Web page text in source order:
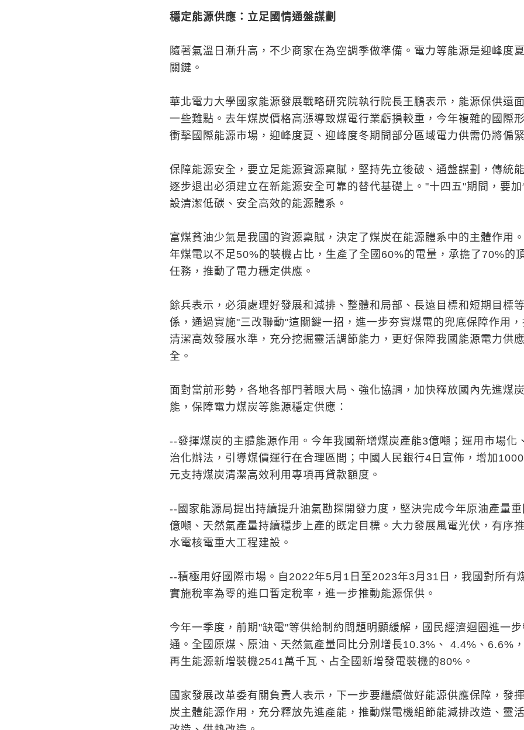
穩定能源供應：立足國情通盤謀劃
隨著氣溫日漸升高，不少商家在為空調季做準備。電力等能源是迎峰度
關鍵。
華北電力大學國家能源發展戰略研究院執行院長王鵬表示，能源保供還
一些難點。去年煤炭價格高漲導致煤電行業虧損較重，今年複雜的國際
衝擊國際能源市場，迎峰度夏、迎峰度冬期間部分區域電力供需仍將偏緊
保障能源安全，要立足能源資源稟賦，堅持先立後破、通盤謀劃，傳統
逐步退出必須建立在新能源安全可靠的替代基礎上。"十四五"期間，要加
設清潔低碳、安全高效的能源體系。
富煤貧油少氣是我國的資源稟賦，決定了煤炭在能源體系中的主體作用
年煤電以不足50%的裝機占比，生產了全國60%的電量，承擔了70%的
任務，推動了電力穩定供應。
餘兵表示，必須處理好發展和減排、整體和局部、長遠目標和短期目標
係，通過實施"三改聯動"這關鍵一招，進一步夯實煤電的兜底保障作用，
清潔高效發展水準，充分挖掘靈活調節能力，更好保障我國能源電力供
全。
面對當前形勢，各地各部門著眼大局、強化協調，加快釋放國內先進煤
能，保障電力煤炭等能源穩定供應：
--發揮煤炭的主體能源作用。今年我國新增煤炭產能3億噸；運用市場化
治化辦法，引導煤價運行在合理區間；中國人民銀行4日宣佈，增加
元支持煤炭清潔高效利用專項再貸款額度。
--國家能源局提出持續提升油氣勘探開發力度，堅決完成今年原油產量重
億噸、天然氣產量持續穩步上產的既定目標。大力發展風電光伏，有序
水電核電重大工程建設。
--積極用好國際市場。自2022年5月1日至2023年3月31日，我國對所有
實施稅率為零的進口暫定稅率，進一步推動能源保供。
今年一季度，前期"缺電"等供給制約問題明顯緩解，國民經濟迴圈進一步
通。全國原煤、原油、天然氣產量同比分別增長10.3%、 4.4%、6.6%，
再生能源新增裝機2541萬千瓦、占全國新增發電裝機的80%。
國家發展改革委有關負責人表示，下一步要繼續做好能源供應保障，發
炭主體能源作用，充分釋放先進產能，推動煤電機組節能減排改造、靈